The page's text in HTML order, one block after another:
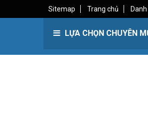
Sitemap Trang chủ
LỰA CHỌN CHUYÊN